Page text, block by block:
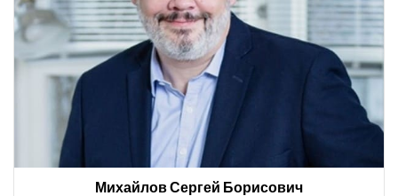
Михайлов Сергей Борисович